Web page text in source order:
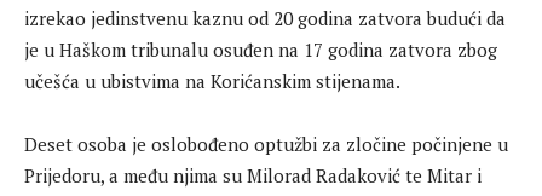
izrekao jedinstvenu kaznu od 20 godina zatvora budući da
je u Haškom tribunalu osuđen na 17 godina zatvora zbog
učešća u ubistvima na Korićanskim stijenama.
Deset osoba je oslobođeno optužbi za zločine počinjene u
Prijedoru, a među njima su Milorad Radaković te Mitar i